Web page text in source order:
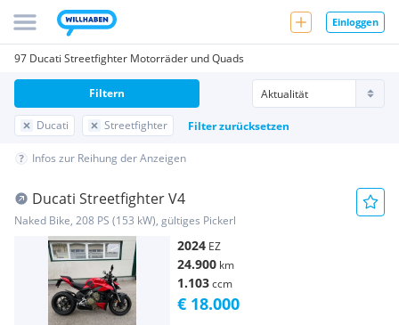
Einloggen
97 Ducati Streetfighter Motorräder und Quads
Ducati Streetfighter Filter zurücksetzen
Filtern
Infos zur Reihung der Anzeigen
Ducati Streetfighter V4
Naked Bike, 208 PS (153 kW), gültiges Pickerl
2024 EZ
24.900 km
1.103ccm
€ 18.000